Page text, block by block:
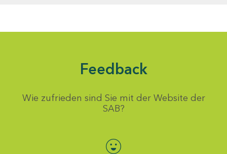
Feedback
Wie zufrieden sind Sie mit der Website der
SAB?
Bewertung auswählen